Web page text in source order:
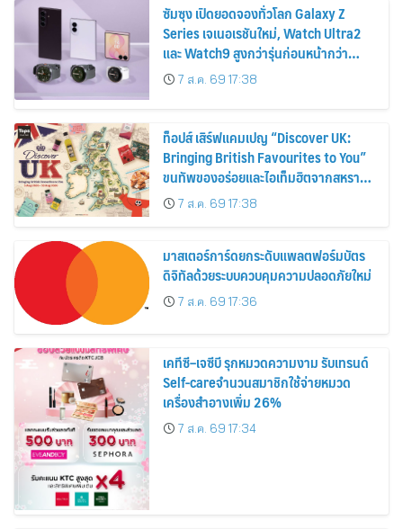
ซัมซุง เปิดยอดจองทั่วโลก Galaxy Z
Series เจเนอเรชันใหม่, Watch Ultra2
และ Watch9 สูงกว่ารุ่นก่อนหน้ากว่า
30%7 ส.ค. 69 17:38
ท็อปส์ เสิร์ฟแคมเปญ “Discover UK:
Bringing British Favourites to You”
ขนทัพของอร่อยและไอเท็มฮิตจากสหราช
อาณาจักร ส่งตรงถึงมือตั้งแต่วันนี้ – 18
สิงหาคมนี้
7 ส.ค. 69 17:38
มาสเตอร์การ์ดยกระดับแพลตฟอร์มบัตร
ดิจิทัลด้วยระบบควบคุมความปลอดภัยใหม่
7 ส.ค. 69 17:36
เคทีซี–เจซีบี รุกหมวดความงาม รับเทรนด์
Self-careจำนวนสมาชิกใช้จ่ายหมวด
เครื่องสำอางเพิ่ม 26%
7 ส.ค. 69 17:34